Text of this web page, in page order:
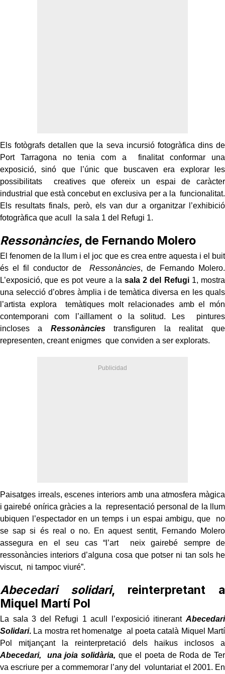
Els fotògrafs detallen que la seva incursió fotogràfica dins de
Port Tarragona no tenia com a finalitat conformar una
exposició, sinó que l’únic que buscaven era explorar les
possibilitats creatives que ofereix un espai de caràcter
industrial que està concebut en exclusiva per a la funcionalitat.
Els resultats finals, però, els van dur a organitzar l’exhibició
fotogràfica que acull la sala 1 del Refugi 1.
Ressonàncies, de Fernando Molero
El fenomen de la llum i el joc que es crea entre aquesta i el buit
és el fil conductor de Ressonàncies, de Fernando Molero.
L’exposició, que es pot veure a lasala 2 del Refugi1, mostra
una selecció d’obres àmplia i de temàtica diversa en les quals
l’artista explora temàtiques molt relacionades amb el món
contemporani com l’aïllament o la solitud. Les pintures
incloses a Ressonàncies
transfiguren la realitat que
representen, creant enigmes que conviden a ser explorats.
Paisatges irreals, escenes interiors amb una atmosfera màgica
i gairebé onírica gràcies a la representació personal de la llum
ubiquen l’espectador en un temps i un espai ambigu, que no
se sap si és real o no. En aquest sentit, Fernando Molero
assegura en el seu cas “l’art neix gairebé sempre de
ressonàncies interiors d’alguna cosa que potser ni tan sols he
viscut, ni tampoc viuré”.
Abecedari solidari, reinterpretant a
Miquel Martí Pol
La sala 3 del Refugi 1 acull l’exposició itinerant Abecedari
Solidari. La mostra ret homenatge al poeta català Miquel Martí
Pol mitjançant la reinterpretació dels haikus inclosos a
Abecedari, una joia solidària,que el poeta de Roda de Ter
va escriure per a commemorar l’any del voluntariat el 2001. En